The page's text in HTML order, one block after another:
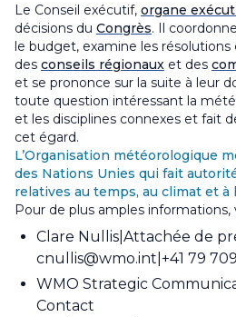
Le Conseil exécutif, organe
décisions du Congrès. Il
le budget, examine les
des conseils régionaux et des
et se prononce sur la suite à leur
toute question intéressant la
et les disciplines connexes et fait
cet égard.
L’Organisation météorologique
des Nations Unies qui fait
relatives au temps, au climat et à
Pour de plus amples
Clare Nullis Attachée de
cnullis@wmo.int +41 79
WMO Strategic
Contact